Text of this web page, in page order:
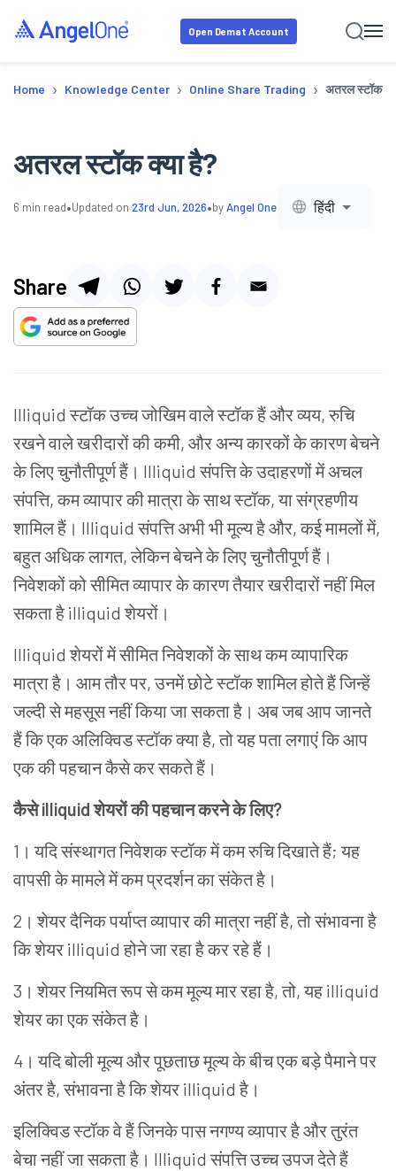
Open Demat Account
Home › Knowledge Center › Online Share Trading › अतरल स्टॉक
अतरल स्टॉक क्या है?
6 min read•Updated on 23rd Jun, 2026•byAngel One हिंदी
Share
Illiquidस्टॉकउच्चजोखिमवालेस्टॉकहैंऔरव्यय,रुचि
रखनेवालेखरीदारोंकीकमी, औरअन्यकारकोंकेकारणबेचने
केलिएचुनौतीपूर्णहैं। Illiquidसंपत्तिकेउदाहरणोंमेंअचल
संपत्ति,कमव्यापारकीमात्राकेसाथस्टॉक,यासंग्रहणीय
शामिलहैं। Illiquidसंपत्तिअभीभीमूल्यहैऔर,कईमामलोंमें,
बहुतअधिकलागत,लेकिनबेचनेकेलिएचुनौतीपूर्णहैं।
निवेशकोंकोसीमितव्यापारकेकारणतैयारखरीदारोंनहींमिल
सकताहै illiquidशेयरों।
Illiquidशेयरोंमेंसीमितनिवेशकोंकेसाथकमव्यापारिक
मात्राहै। आमतौरपर,उनमेंछोटेस्टॉकशामिलहोतेहैंजिन्हें
जल्दीसेमहसूसनहींकियाजासकताहै। अबजबआपजानते
हैंकिएकअलिक्विडस्टॉकक्याहै,तोयहपतालगाएंकिआप
एककीपहचानकैसेकरसकतेहैं।
कैसेilliquidशेयरोंकीपहचानकरनेकेलिए?
1 । यदिसंस्थागतनिवेशकस्टॉकमेंकमरुचिदिखातेहैं;यह
वापसीकेमामलेमेंकमप्रदर्शनकासंकेतहै।
2 । शेयरदैनिकपर्याप्तव्यापारकीमात्रानहींहै,तोसंभावनाहै
किशेयर illiquidहोनेजारहाहैकररहेहैं।
3 । शेयरनियमितरूपसेकममूल्यमाररहाहै,तो,यह illiquid
शेयरकाएकसंकेतहै।
4 । यदिबोलीमूल्यऔरपूछताछमूल्यकेबीचएकबड़ेपैमानेपर
अंतरहै,संभावनाहैकिशेयर illiquidहै।
इलिक्विडस्टॉकवेहैंजिनकेपासनगण्यव्यापारहैऔरतुरंत
बेचानहींजासकताहै। Illiquidसंपत्तिउच्चउपजदेतेहैं